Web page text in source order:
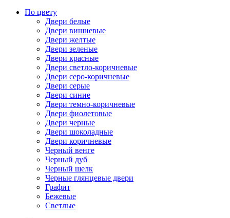
По цвету
Двери белые
Двери вишневые
Двери желтые
Двери зеленые
Двери красные
Двери светло-коричневые
Двери серо-коричневые
Двери серые
Двери синие
Двери темно-коричневые
Двери фиолетовые
Двери черные
Двери шоколадные
Двери коричневые
Черный венге
Черный дуб
Черный шелк
Черные глянцевые двери
Графит
Бежевые
Светлые